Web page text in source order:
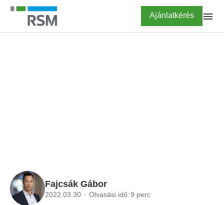
Ugrás
tartalomra
Highlighted
Ajánlatkérés
Fajcsák Gábor
2022.03.30 Olvasási idő:9 perc